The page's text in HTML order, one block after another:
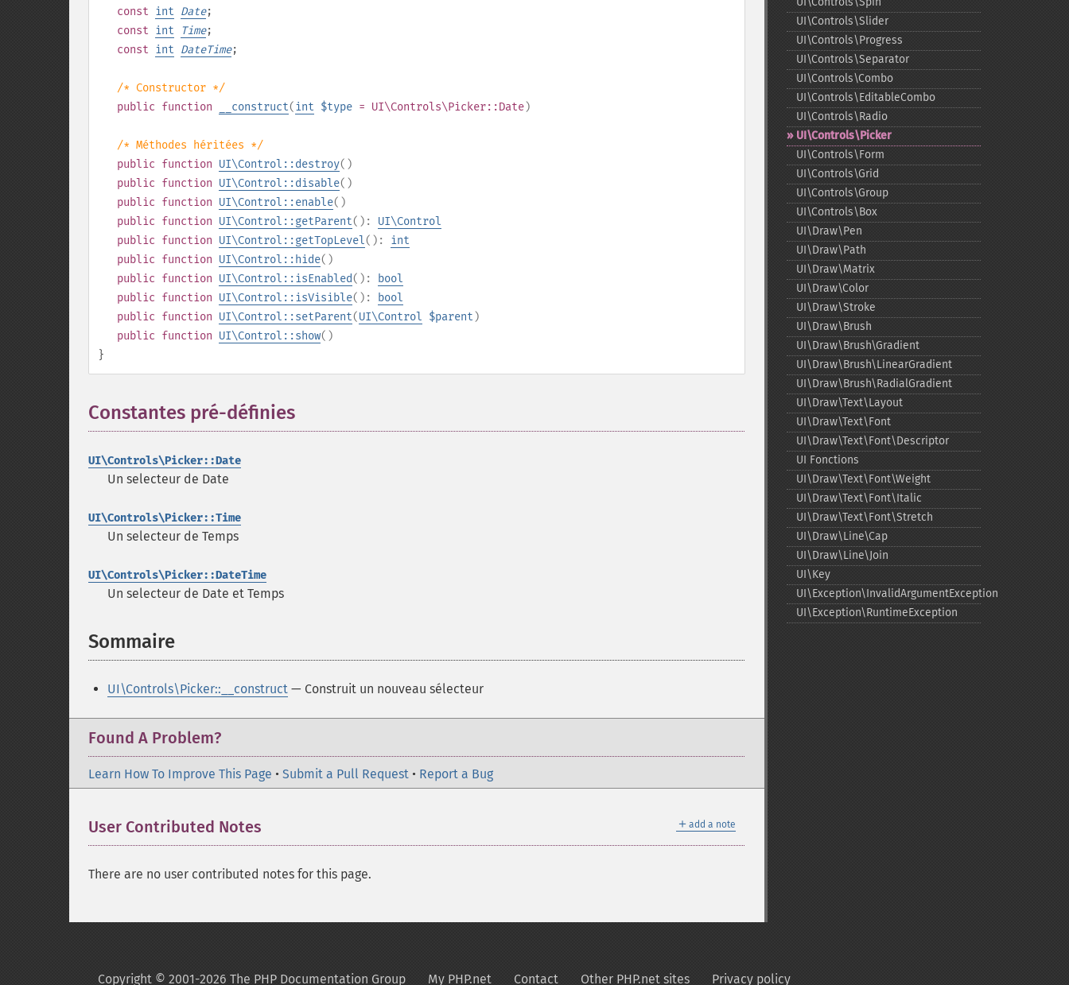
const int Date;
const int Time;
const int DateTime;
/* Constructor */
public function __construct(int $type = UI\Controls\Picker::Date)
/* Méthodes héritées */
public function UI\Control::destroy()
public function UI\Control::disable()
public function UI\Control::enable()
public function UI\Control::getParent(): UI\Control
public function UI\Control::getTopLevel(): int
public function UI\Control::hide()
public function UI\Control::isEnabled():
bool
public function UI\Control::isVisible():
bool
public function UI\Control::setParent(UI\Control $parent )
public function UI\Control::show()
}
Constantes pré-définies
UI\Controls\Picker::Date
Un selecteur de Date
UI\Controls\Picker::Time
Un selecteur de Temps
UI\Controls\Picker::DateTime
Un selecteur de Date et Temps
Sommaire
UI\Controls\Picker::__construct — Construit un nouveau sélecteur
Found A Problem?
Learn How To Improve This Page • Submit a Pull Request • Report a Bug
＋ add a note
User Contributed Notes
There are no user contributed notes for this page.
UI\Controls\Slider
UI\Controls\Progress
UI\Controls\Separator
UI\Controls\Combo
UI\Controls\EditableCombo
UI\Controls\Radio
UI\Controls\Picker
UI\Controls\Form
UI\Controls\Grid
UI\Controls\Group
UI\Controls\Box
UI\Draw\Pen
UI\Draw\Path
UI\Draw\Matrix
UI\Draw\Color
UI\Draw\Stroke
UI\Draw\Brush
UI\Draw\Brush\Gradient
UI\Draw\Brush\LinearGradient
UI\Draw\Brush\RadialGradient
UI\Draw\Text\Layout
UI\Draw\Text\Font
UI\Draw\Text\Font\Descriptor
UI Fonctions
UI\Draw\Text\Font\Weight
UI\Draw\Text\Font\Italic
UI\Draw\Text\Font\Stretch
UI\Draw\Line\Cap
UI\Draw\Line\Join
UI\Key
UI\Exception\InvalidArgumentException
UI\Exception\RuntimeException
Copyright © 2001-2026 The PHP Documentation Group My PHP.net Contact Other PHP.net sites Privacy policy